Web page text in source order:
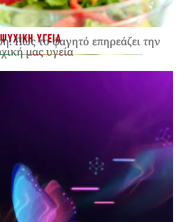
ΨΥΧΙΚΗ ΥΓΕΙΑ
Πώς το φαγητό επηρεάζει την
μας υγεία